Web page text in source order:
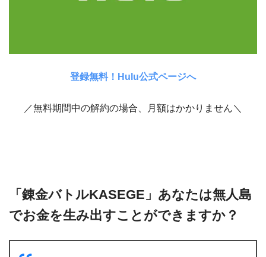
登録無料！Hulu公式ページへ
／無料期間中の解約の場合、月額はかかりません＼
「錬金バトルKASEGE」あなたは無人島
でお金を生み出すことができますか？